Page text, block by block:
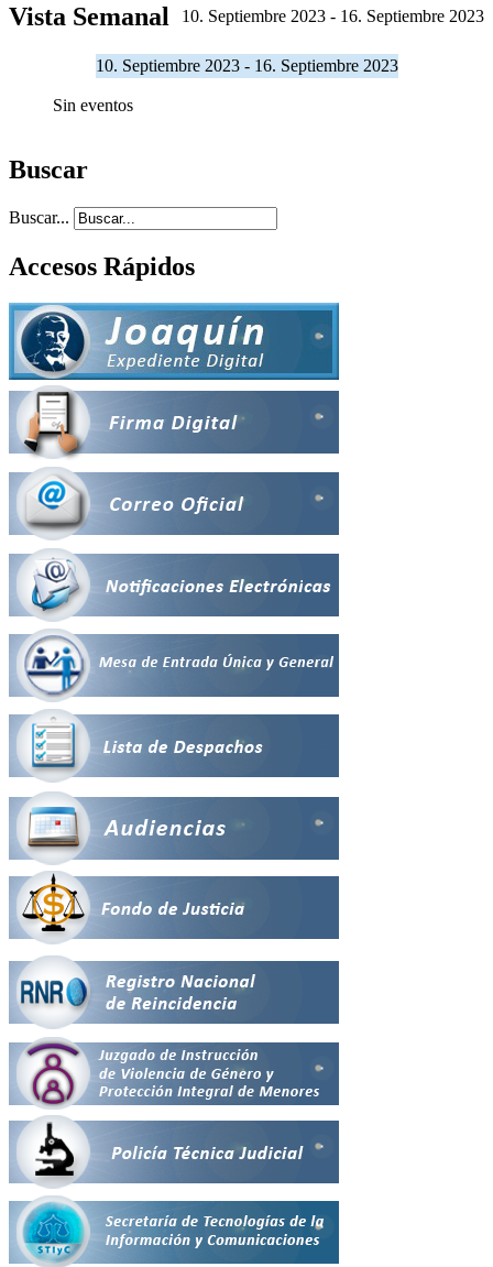
Vista Semanal 10. Septiembre 2023 - 16. Septiembre 2023
10. Septiembre 2023 - 16. Septiembre 2023
Sin eventos
Buscar
Buscar...
Accesos Rápidos